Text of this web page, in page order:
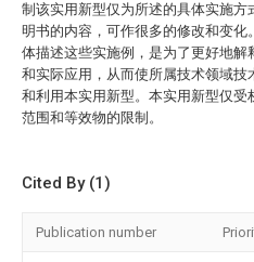
制该实用新型仅为所述的具体实施方
明书的内容，可作很多的修改和变化
体描述这些实施例，是为了更好地解
和实际应用，从而使所属技术领域技
和利用本实用新型。本实用新型仅受
范围和等效物的限制。
Cited By (1)
Publication number